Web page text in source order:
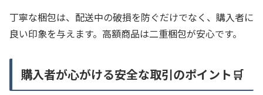
丁寧な梱包は、配送中の破損を防ぐだけでなく、購入者に
良い印象を与えます。高額商品は二重梱包が安心です。
購入者が心がける安全な取引のポイント🛒